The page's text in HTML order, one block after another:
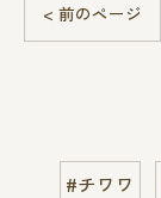
< 前のページ
#チワワ